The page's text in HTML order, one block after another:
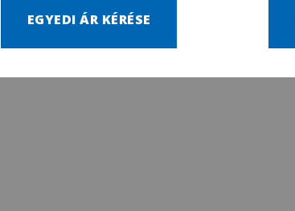
EGYEDI ÁR KÉRÉSE